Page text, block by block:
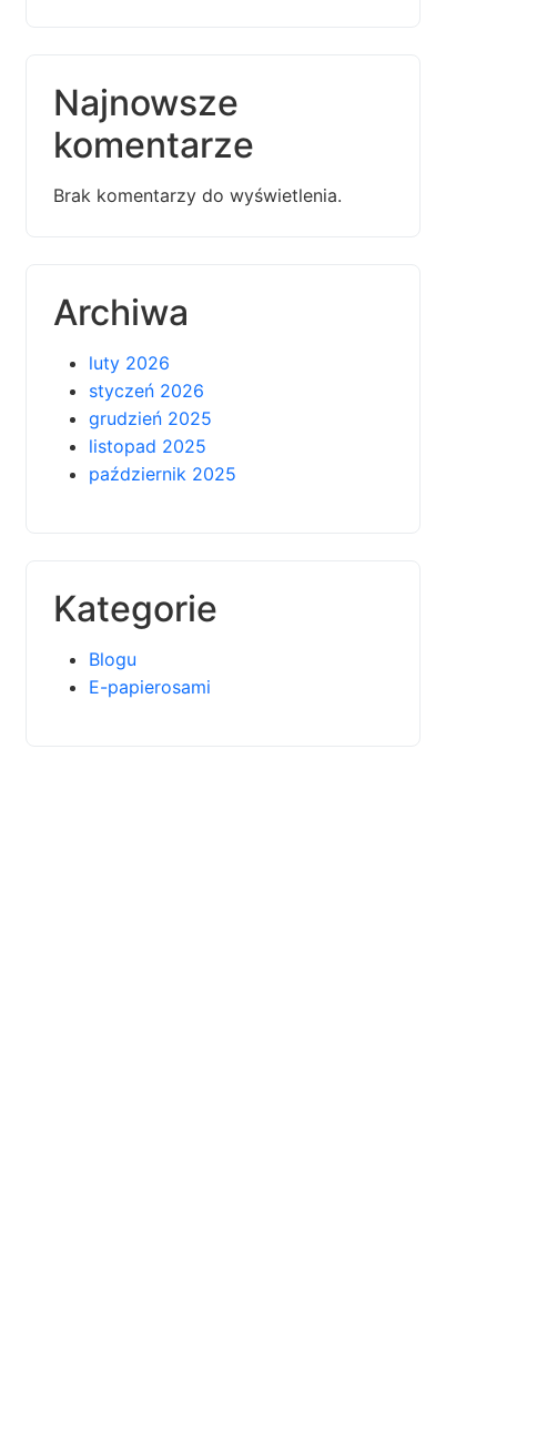
Najnowsze
komentarze
Brak komentarzy do wyświetlenia.
Archiwa
luty 2026
styczeń 2026
grudzień 2025
listopad 2025
październik 2025
Kategorie
Blogu
E-papierosami